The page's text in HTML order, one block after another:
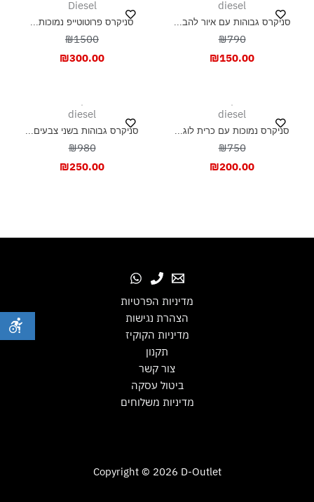
diesel
סניקרס גבוהות עם איור להב...
₪790
₪150.00
Diesel
סניקרס פרוטוטייפ נמוכות...
₪1500
₪300.00
diesel
סניקרס נמוכות עם כרית לוג...
₪750
₪200.00
diesel
סניקרס גבוהות בשני צבעים...
₪980
₪250.00
מדיניות הפרטיות
הצהרת נגישות
מדיניות הקוקיז
תקנון
צור קשר
ביטול עסקה
מדיניות משלוחים
Copyright © 2026 D-Outlet